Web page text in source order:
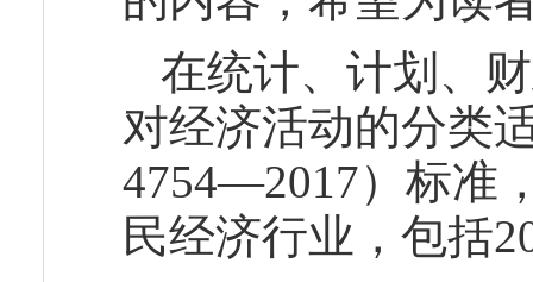
在统计、计划、
对经济活动的分类
4754—2017）标准
民经济行业，包括